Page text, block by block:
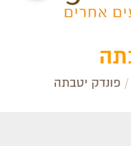
/ פונדק יטבתה